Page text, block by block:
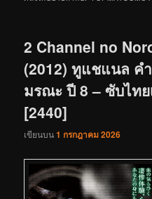
2 Channel no
(2012) ทูแชแนล ค
มรณะ ปี 8 – ซับไทย
[2440]
เขียนบน1 กรกฎาคม 2026